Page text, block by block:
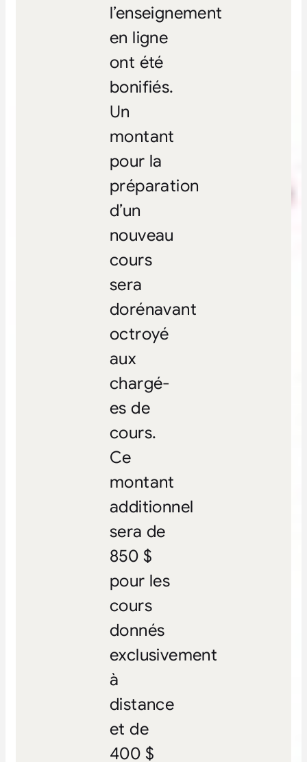
l’enseignement
en ligne
ont été
bonifiés.
Un
montant
pour la
préparation
d’un
nouveau
cours
sera
dorénavant
octroyé
aux
chargé-
es de
cours.
Ce
montant
additionnel
sera de
850 $
pour les
cours
donnés
exclusivement
à
distance
et de
400 $